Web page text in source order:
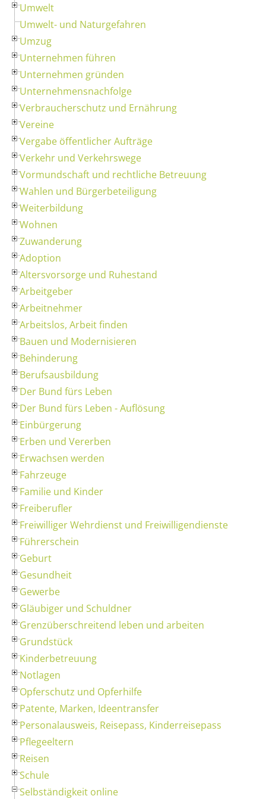
Umwelt
Umwelt- und Naturgefahren
Umzug
Unternehmen führen
Unternehmen gründen
Unternehmensnachfolge
Verbraucherschutz und Ernährung
Vereine
Vergabe öffentlicher Aufträge
Verkehr und Verkehrswege
Vormundschaft und rechtliche Betreuung
Wahlen und Bürgerbeteiligung
Weiterbildung
Wohnen
Zuwanderung
Adoption
Altersvorsorge und Ruhestand
Arbeitgeber
Arbeitnehmer
Arbeitslos, Arbeit finden
Bauen und Modernisieren
Behinderung
Berufsausbildung
Der Bund fürs Leben
Der Bund fürs Leben - Auflösung
Einbürgerung
Erben und Vererben
Erwachsen werden
Fahrzeuge
Familie und Kinder
Freiberufler
Freiwilliger Wehrdienst und Freiwilligendienste
Führerschein
Geburt
Gesundheit
Gewerbe
Gläubiger und Schuldner
Grenzüberschreitend leben und arbeiten
Grundstück
Kinderbetreuung
Notlagen
Opferschutz und Opferhilfe
Patente, Marken, Ideentransfer
Personalausweis, Reisepass, Kinderreisepass
Pflegeeltern
Reisen
Schule
Selbständigkeit online